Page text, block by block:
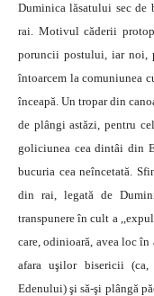
Duminica lăsatului sec de
rai. Motivul căderii
poruncii postului, iar noi,
întoarcem la comuniunea
înceapă. Un tropar din
de plângi astăzi, pentru
goliciunea cea dintâi din
bucuria cea neîncetată.
din rai, legată de
transpunere în cult a
care, odinioară, avea loc în
afara uşilor bisericii
Edenului) şi să-şi plângă